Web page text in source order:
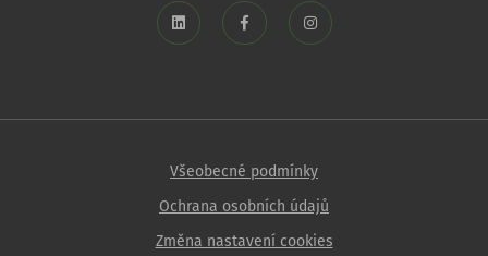
Všeobecné podmínky
Ochrana osobních údajů
Změna nastavení cookies